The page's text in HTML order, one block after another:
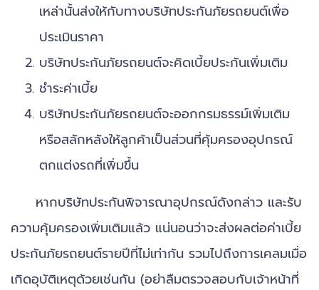
เหล่านั้นส่งให้กับทางบริษัทประกันภัยรถยนต์เพื่อ
ประเมินราคา
บริษัทประกันภัยรถยนต์จะคิดเบี้ยประกันเพิ่มเติม
ชำระค่าเบี้ย
บริษัทประกันภัยรถยนต์จะออกกรมธรรม์เพิ่มเติม
หรือสลักหลังให้ลูกค้าเป็นส่วนที่คุ้มครองอุปกรณ์
ตกแต่งรถที่เพิ่มขึ้น
หากบริษัทประกันพิจารณาอุปกรณ์ดังกล่าว และรับ
ความคุ้มครองเพิ่มเติมแล้ว แน่นอนว่าจะส่งผลต่อค่าเบี้ย
ประกันภัยรถยนต์รายปีที่ไม่เท่ากัน รวมไปถึงการเคลมเมื่อ
เกิดอุบัติเหตุด้วยเช่นกัน (อย่าลืมตรวจสอบกับเจ้าหน้าที่